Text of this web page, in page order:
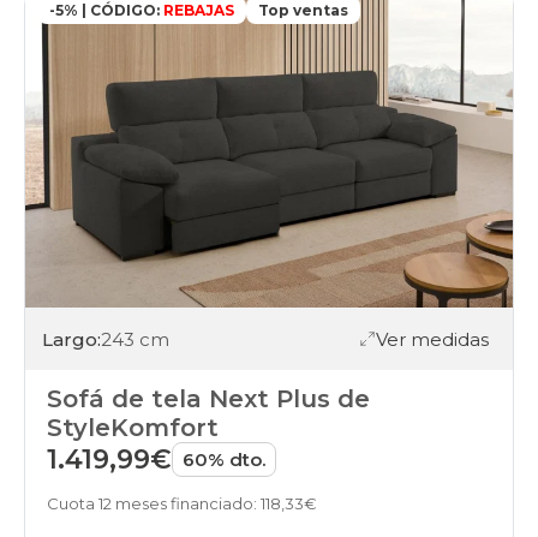
-5% | CÓDIGO: REBAJAS Top ventas
Largo:243 cm Ver medidas
Sofá de tela Next Plus de
StyleKomfort
1.419,99€ 60% dto.
Cuota 12 meses financiado: 118,33€